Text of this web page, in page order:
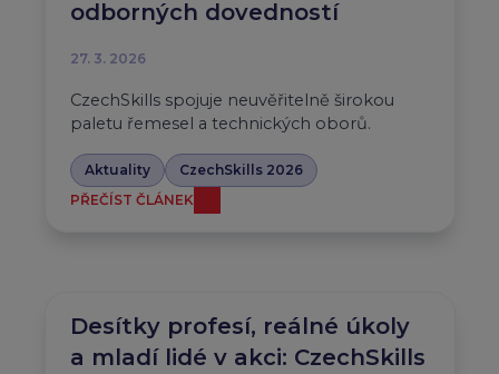
odborných dovedností
27. 3. 2026
CzechSkills spojuje neuvěřitelně širokou
paletu řemesel a technických oborů.
Aktuality
CzechSkills 2026
PŘEČÍST ČLÁNEK
Desítky profesí, reálné úkoly
a mladí lidé v akci: CzechSkills